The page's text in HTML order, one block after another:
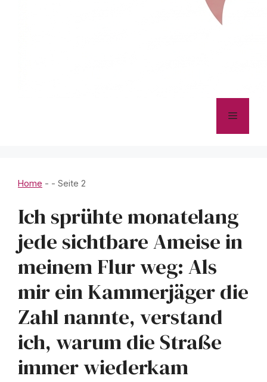
Menü
Home - - Seite 2
Ich sprühte monatelang
jede sichtbare Ameise in
meinem Flur weg: Als
mir ein Kammerjäger die
Zahl nannte, verstand
ich, warum die Straße
immer wiederkam